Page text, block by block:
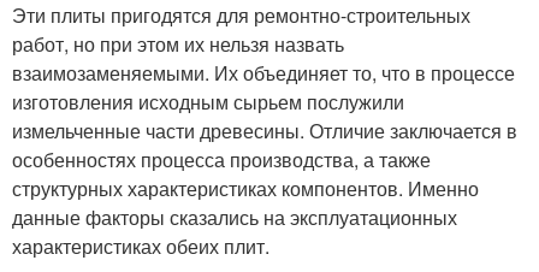
Эти плиты пригодятся для ремонтно-строительных
работ, но при этом их нельзя назвать
взаимозаменяемыми. Их объединяет то, что в процессе
изготовления исходным сырьем послужили
измельченные части древесины. Отличие заключается в
особенностях процесса производства, а также
структурных характеристиках компонентов. Именно
данные факторы сказались на эксплуатационных
характеристиках обеих плит.